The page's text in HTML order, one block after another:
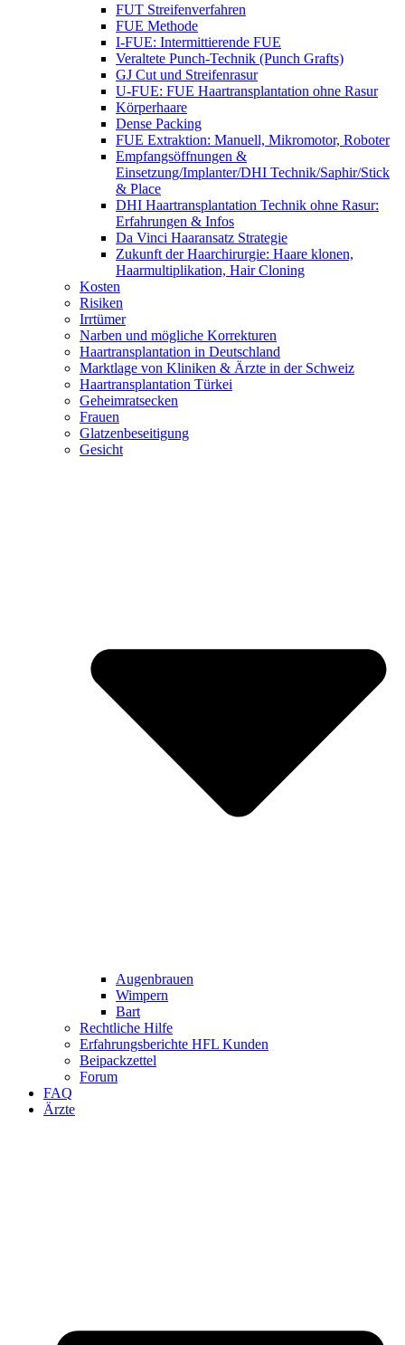
FUT Streifenverfahren
FUE Methode
I-FUE: Intermittierende FUE
Veraltete Punch-Technik (Punch Grafts)
GJ Cut und Streifenrasur
U-FUE: FUE Haartransplantation ohne Rasur
Körperhaare
Dense Packing
FUE Extraktion: Manuell, Mikromotor, Roboter
Empfangsöffnungen &
Einsetzung/Implanter/DHI Technik/Saphir/Stick
& Place
DHI Haartransplantation Technik ohne Rasur:
Erfahrungen & Infos
Da Vinci Haaransatz Strategie
Zukunft der Haarchirurgie: Haare klonen,
Haarmultiplikation, Hair Cloning
Kosten
Risiken
Irrtümer
Narben und mögliche Korrekturen
Haartransplantation in Deutschland
Marktlage von Kliniken & Ärzte in der Schweiz
Haartransplantation Türkei
Geheimratsecken
Frauen
Glatzenbeseitigung
Gesicht
Augenbrauen
Wimpern
Bart
Rechtliche Hilfe
Erfahrungsberichte HFL Kunden
Beipackzettel
Forum
FAQ
Ärzte